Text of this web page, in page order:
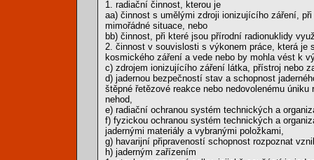
1. radiační činnost, kterou je
aa) činnost s umělými zdroji ionizujícího záření,
mimořádné situace, nebo
bb) činnost, při které jsou přírodní radionuklidy
2. činnost v souvislosti s výkonem práce, která je
kosmického záření a vede nebo by mohla vést k
c) zdrojem ionizujícího záření látka, přístroj nebo
d) jadernou bezpečností stav a schopnost
štěpné řetězové reakce nebo nedovolenému
nehod,
e) radiační ochranou systém technických a
f) fyzickou ochranou systém technických a
jadernými materiály a vybranými položkami,
g) havarijní připraveností schopnost rozpoznat
h) jaderným zařízením